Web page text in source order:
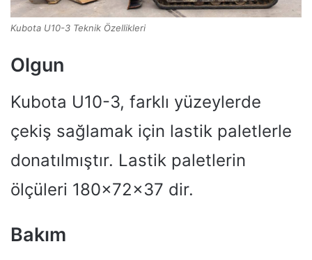
Kubota U10-3 Teknik Özellikleri
Olgun
Kubota U10-3, farklı yüzeylerde
çekiş sağlamak için lastik paletlerle
donatılmıştır. Lastik paletlerin
ölçüleri 180x72x37 dir.
Bakım